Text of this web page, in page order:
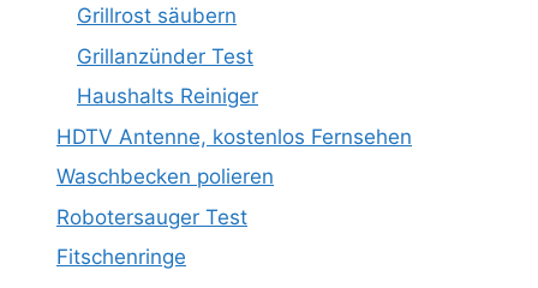
Grillrost säubern
Grillanzünder Test
Haushalts Reiniger
HDTV Antenne, kostenlos Fernsehen
Waschbecken polieren
Robotersauger Test
Fitschenringe